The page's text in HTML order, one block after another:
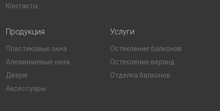
Контакты
Продукция
Пластиковые окна
Алюминиевые окна
Двери
Аксессуары
Услуги
Остекление балконов
Остекление веранд
Отделка балконов